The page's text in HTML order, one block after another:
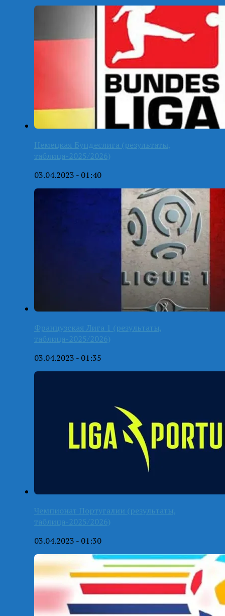
Немецкая Бундеслига (результаты,
таблица-2025/2026)
03.04.2023 - 01:40
Французская Лига 1 (результаты,
таблица-2025/2026)
03.04.2023 - 01:35
Чемпионат Португалии (результаты,
таблица-2025/2026)
03.04.2023 - 01:30